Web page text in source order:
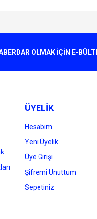
OLMAK İÇİN E-
ÜYELİK
Hesabım
Yeni Üyelik
Üye Girişi
Şifremi Unuttum
Sepetiniz